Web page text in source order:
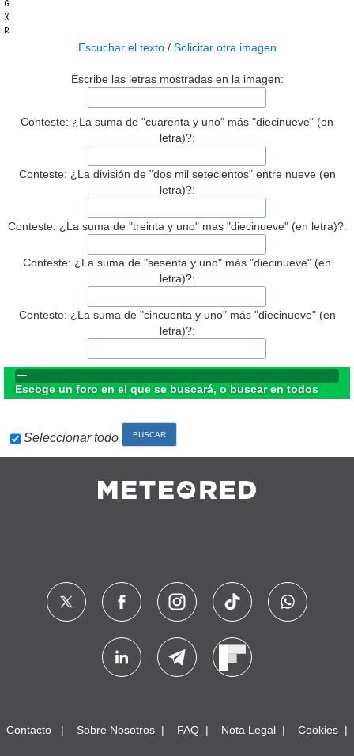
Escuchar el texto/ Solicitar otra imagen
Escribe las letras mostradas en la imagen:
Conteste: ¿La suma de "cuarenta y uno" más "diecinueve" (en
letra)?:
Conteste: ¿La división de "dos mil setecientos" entre nueve (en
letra)?:
Conteste: ¿La suma de "treinta y uno" mas "diecinueve" (en letra)?:
Conteste: ¿La suma de "sesenta y uno" más "diecinueve" (en
letra)?:
Conteste: ¿La suma de "cincuenta y uno" más "diecinueve" (en
letra)?:
Escoge un foro en el que se buscará, o buscar en todos
Seleccionar todo
Contacto Sobre Nosotros FAQ Nota Legal Cookies